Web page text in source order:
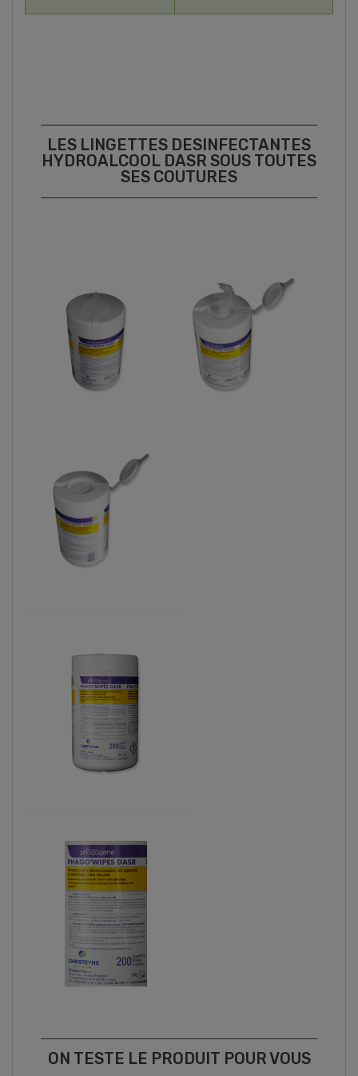
LES LINGETTES DESINFECTANTES
HYDROALCOOL DASR SOUS TOUTES
SES COUTURES
ON TESTE LE PRODUIT POUR VOUS